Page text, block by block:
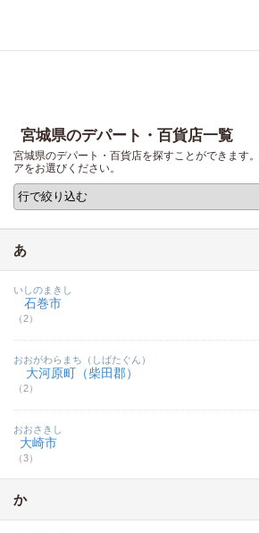
宮城県のデパート・百貨店一覧
宮城県のデパート・百貨店を探すことができます
アをお選びください。
あ
石巻市
（2）
いしのまきし
大河原町（柴田郡）
（2）
おおがわらまち（しばたぐん）
大崎市
（3）
おおさきし
か